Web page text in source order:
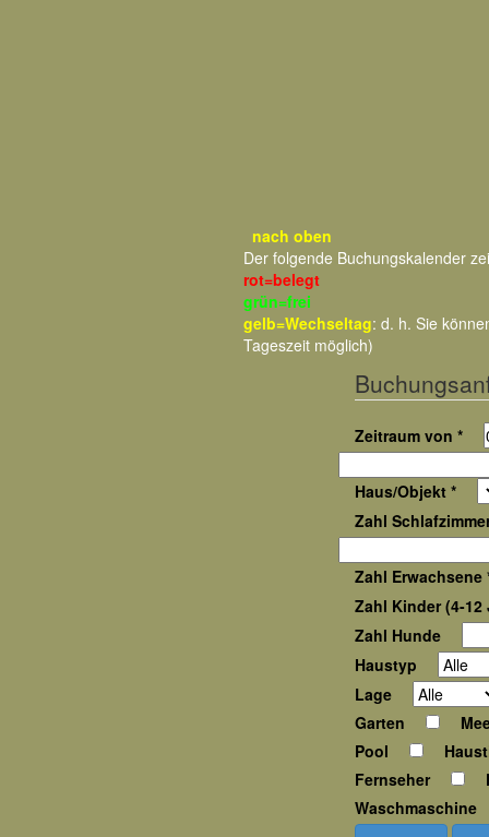
nach oben
Der folgende Buchungskalender
rot=belegt
grün=frei
gelb=Wechseltag: d. h. Sie
Tageszeit möglich)
Zeitraum von *
Haus/Objekt *
Zahl
Zahl Erwachsene
Zahl Kinder (4-12
Zahl Hunde
Haustyp
Lage
Garten
Pool
Fernseher
Waschmaschine